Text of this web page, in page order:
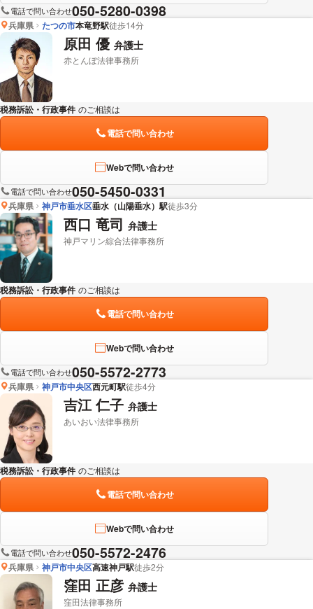
電話で問い合わせ050-5280-0398
兵庫県 たつの市本竜野駅徒歩14分
原田 優 弁護士
赤とんぼ法律事務所
税務訴訟・行政事件 のご相談は
電話で問い合わせ
Webで問い合わせ
電話で問い合わせ050-5450-0331
兵庫県 神戸市垂水区垂水（山陽垂水）駅徒歩3分
西口 竜司 弁護士
神戸マリン綜合法律事務所
税務訴訟・行政事件 のご相談は
電話で問い合わせ
Webで問い合わせ
電話で問い合わせ050-5572-2773
兵庫県 神戸市中央区西元町駅徒歩4分
吉江 仁子 弁護士
あいおい法律事務所
税務訴訟・行政事件 のご相談は
電話で問い合わせ
Webで問い合わせ
電話で問い合わせ050-5572-2476
兵庫県 神戸市中央区高速神戸駅徒歩2分
窪田 正彦 弁護士
窪田法律事務所